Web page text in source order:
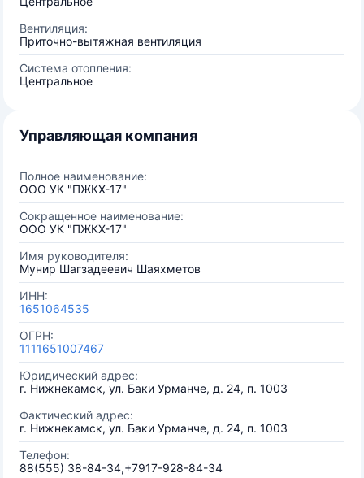
Вентиляция:
Приточно-вытяжная вентиляция
Система отопления:
Центральное
Управляющая компания
Полное наименование:
ООО УК "ПЖКХ-17"
Сокращенное наименование:
ООО УК "ПЖКХ-17"
Имя руководителя:
Мунир Шагзадеевич Шаяхметов
ИНН:
1651064535
ОГРН:
1111651007467
Юридический адрес:
г. Нижнекамск, ул. Баки Урманче, д. 24, п. 1003
Фактический адрес:
г. Нижнекамск, ул. Баки Урманче, д. 24, п. 1003
Телефон:
88(555) 38-84-34,+7917-928-84-34